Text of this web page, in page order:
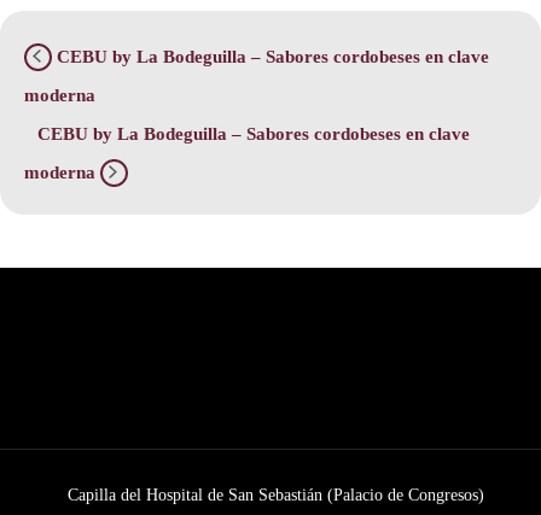
CEBU by La Bodeguilla – Sabores cordobeses en clave
moderna
CEBU by La Bodeguilla – Sabores cordobeses en clave
moderna
Capilla del Hospital de San Sebastián (Palacio de Congresos)